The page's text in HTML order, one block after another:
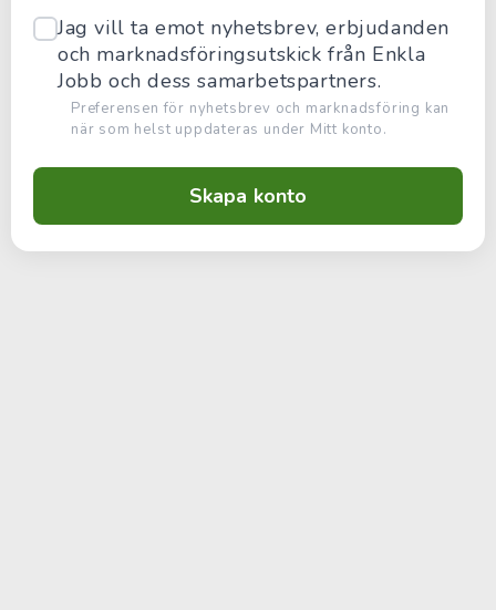
Jag vill ta emot nyhetsbrev, erbjudanden
och marknadsföringsutskick från Enkla
Jobb och dess samarbetspartners.
Preferensen för nyhetsbrev och marknadsföring kan
när som helst uppdateras under Mitt konto.